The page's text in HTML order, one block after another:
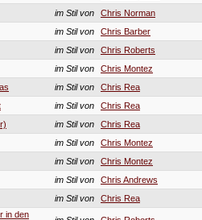
im Stil von
Chris Norman
im Stil von
Chris Barber
im Stil von
Chris Roberts
im Stil von
Chris Montez
im Stil von
Chris Rea
im Stil von
Chris Rea
im Stil von
Chris Rea
im Stil von
Chris Montez
im Stil von
Chris Montez
im Stil von
Chris Andrews
im Stil von
Chris Rea
in den